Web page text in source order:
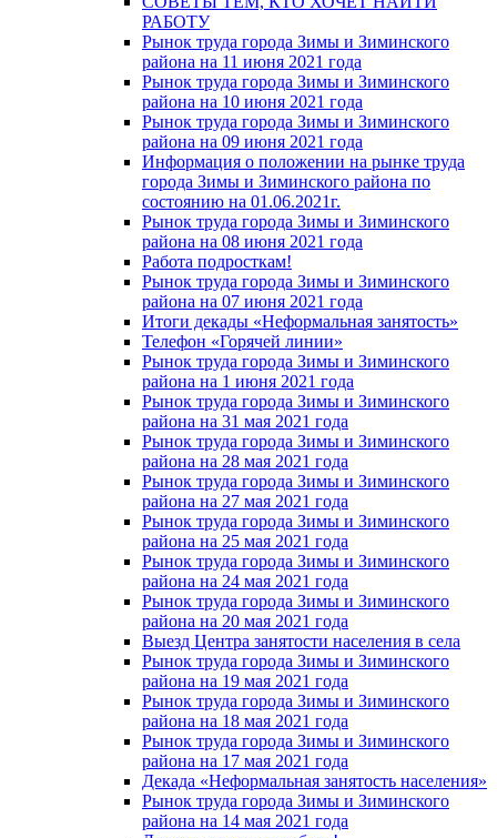
РАБОТУ
Рынок труда города Зимы и Зиминского
района на 11 июня 2021 года
Рынок труда города Зимы и Зиминского
района на 10 июня 2021 года
Рынок труда города Зимы и Зиминского
района на 09 июня 2021 года
Информация о положении на рынке труда
города Зимы и Зиминского района по
состоянию на 01.06.2021г.
Рынок труда города Зимы и Зиминского
района на 08 июня 2021 года
Работа подросткам!
Рынок труда города Зимы и Зиминского
района на 07 июня 2021 года
Итоги декады «Неформальная занятость»
Телефон «Горячей линии»
Рынок труда города Зимы и Зиминского
района на 1 июня 2021 года
Рынок труда города Зимы и Зиминского
района на 31 мая 2021 года
Рынок труда города Зимы и Зиминского
района на 28 мая 2021 года
Рынок труда города Зимы и Зиминского
района на 27 мая 2021 года
Рынок труда города Зимы и Зиминского
района на 25 мая 2021 года
Рынок труда города Зимы и Зиминского
района на 24 мая 2021 года
Рынок труда города Зимы и Зиминского
района на 20 мая 2021 года
Выезд Центра занятости населения в села
Рынок труда города Зимы и Зиминского
района на 19 мая 2021 года
Рынок труда города Зимы и Зиминского
района на 18 мая 2021 года
Рынок труда города Зимы и Зиминского
района на 17 мая 2021 года
Декада «Неформальная занятость населения»
Рынок труда города Зимы и Зиминского
района на 14 мая 2021 года